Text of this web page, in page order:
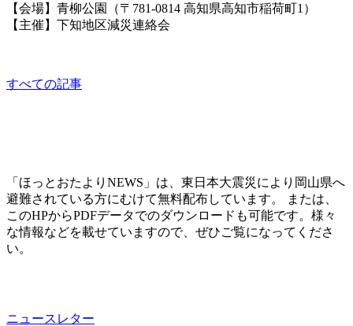
【会場】青柳公園（〒781-0814 高知県高知市稲荷町1）
【主催】下知地区減災連絡会
すべての記事
「ほっとおたよりNEWS」は、東日本大震災により岡山県へ
避難されている方にむけて無料配布しています。 または、
このHPからPDFデータでのダウンロードも可能です。様々
な情報などを載せていますので、ぜひご覧になってくださ
い。
ニュースレター